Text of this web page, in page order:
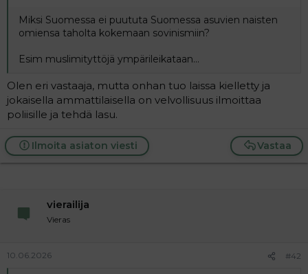
Miksi Suomessa ei puututa Suomessa asuvien naisten
omiensa taholta kokemaan sovinismiin?
Esim muslimityttöjä ympärileikataan...
Olen eri vastaaja, mutta onhan tuo laissa kielletty ja
jokaisella ammattilaisella on velvollisuus ilmoittaa
poliisille ja tehdä lasu.
Vastaa
Ilmoita asiaton viesti
vierailija
Vieras
10.06.2026 #42